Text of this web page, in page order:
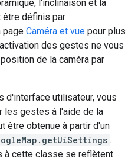
l'inclinaison et la
être définis par
page Caméra et vue pour plus
des gestes ne vous
de la caméra par
d'interface utilisateur, vous
les gestes à l'aide de la
être obtenue à partir d'un
.
à cette classe se reflètent